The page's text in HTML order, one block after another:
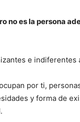
no es la persona
e indiferentes
por ti,
y forma de